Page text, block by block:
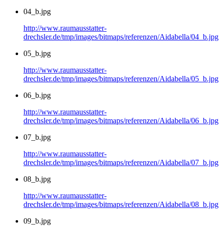
04_b.jpg
http://www.raumausstatter-
drechsler.de/tmp/images/bitmaps/referenzen/Aidabella/04_b.jpg
05_b.jpg
http://www.raumausstatter-
drechsler.de/tmp/images/bitmaps/referenzen/Aidabella/05_b.jpg
06_b.jpg
http://www.raumausstatter-
drechsler.de/tmp/images/bitmaps/referenzen/Aidabella/06_b.jpg
07_b.jpg
http://www.raumausstatter-
drechsler.de/tmp/images/bitmaps/referenzen/Aidabella/07_b.jpg
08_b.jpg
http://www.raumausstatter-
drechsler.de/tmp/images/bitmaps/referenzen/Aidabella/08_b.jpg
09_b.jpg